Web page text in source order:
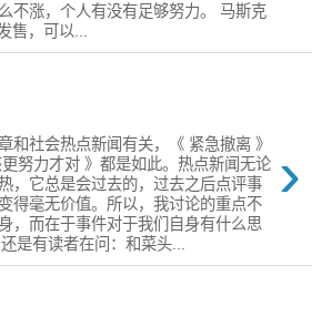
不涨，个人有没有足够​努力。 马斯克
售，可以...
›
和社会热点新闻有关，《 紧急撤离 》
努力才对 》都是如此。热点新闻无论
，它总是会过去的，过去之后点评​事
得毫无价值。所以，我讨论的重点不
，而在于事件对于我们自身​有什么思
是有读者在问​：和菜头...